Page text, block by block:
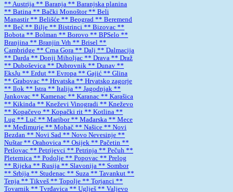
** Austrija ** Baranja ** Baranjska planina
** Batina ** Bački Monoštor** Beli
Manastir** Belišće ** Beograd ** Beremend
** Beč ** Bilje ** Bistrinci ** Bizovac **
Bobota ** Bolman ** Borovo ** BPSelo **
Branjina ** Branjin Vrh ** Brisel **
Cambridge ** Crna Gora ** Dalj ** Dalmacija
** Darda ** Donji Miholjac ** Drava ** Draž
** Duboševica ** Dubrovnik ** Dunav **
EksJu ** Erdut ** Evropa ** Gajić ** Glina
** Grabovac ** Hrvatska ** Hrvatsko zagorje
** Ilok ** Istra ** Italija ** Jagodnjak **
Jankovac ** Kamenac ** Karanac ** Karašica
** Kikinda ** Kneževi Vinogradi ** Kneževo
** Kopačevo ** Kopački rit ** Kotlina **
Lug ** Luč ** Maribor** Mađarska ** Mece
** Međimurje ** Mohač ** Našice ** Novi
Bezdan ** Novi Sad ** Novo Nevesinje **
Nuštar** Orahovica ** Osijek ** Pačetin **
Petlovac ** Petrijevci ** Petrinja ** Pečuh **
Pleternica ** Podolje ** Popovac ** Prelog
** Rijeka ** Rusija ** Slavonija ** Sombor
** Srbija ** Studenac ** Suza ** Tavankut **
Tenja ** Tikveš ** Topolje ** Torjanci **
Tovarnik ** Tvrđavica ** Uglješ ** Valjevo